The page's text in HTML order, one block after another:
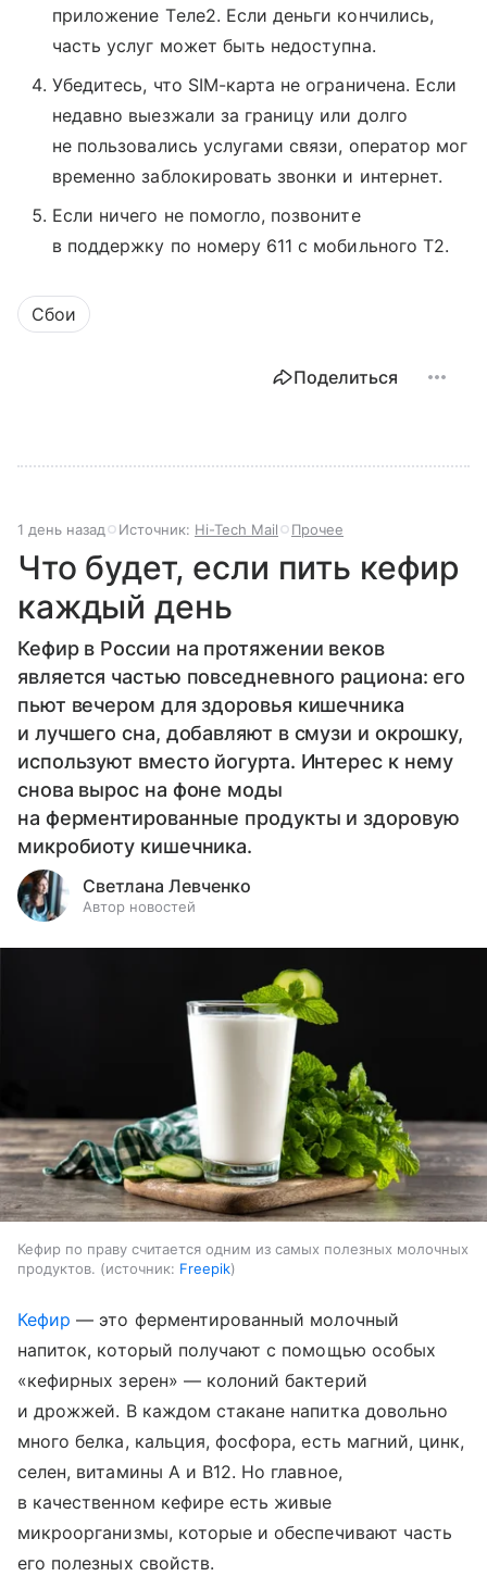
приложение Tеле2. Если деньги кончились,
часть услуг может быть недоступна.
Убедитесь, что SIM-карта не ограничена. Если
недавно выезжали за границу или долго
не пользовались услугами связи, оператор мог
временно заблокировать звонки и интернет.
Если ничего не помогло, позвоните
в поддержку по номеру 611 с мобильного T2.
Сбои
Поделиться
1 день назад Источник: Hi-Tech Mail Прочее
Что будет, если пить кефир
каждый день
Кефир в России на протяжении веков
является частью повседневного рациона: его
пьют вечером для здоровья кишечника
и лучшего сна, добавляют в смузи и окрошку,
используют вместо йогурта. Интерес к нему
снова вырос на фоне моды
на ферментированные продукты и здоровую
микробиоту кишечника.
Светлана Левченко
Автор новостей
Кефир по праву считается одним из самых полезных молочных
продуктов.
источник: Freepik
Кефир — это ферментированный молочный
напиток, который получают с помощью особых
«кефирных зерен» — колоний бактерий
и дрожжей. В каждом стакане напитка довольно
много белка, кальция, фосфора, есть магний, цинк,
селен, витамины A и B12. Но главное,
в качественном кефире есть живые
микроорганизмы, которые и обеспечивают часть
его полезных свойств.